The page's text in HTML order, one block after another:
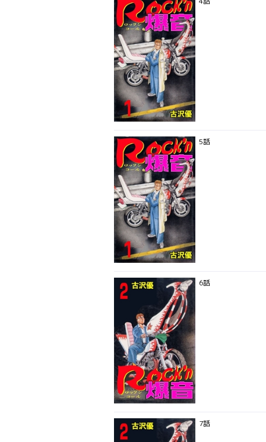
5話
6話
7話